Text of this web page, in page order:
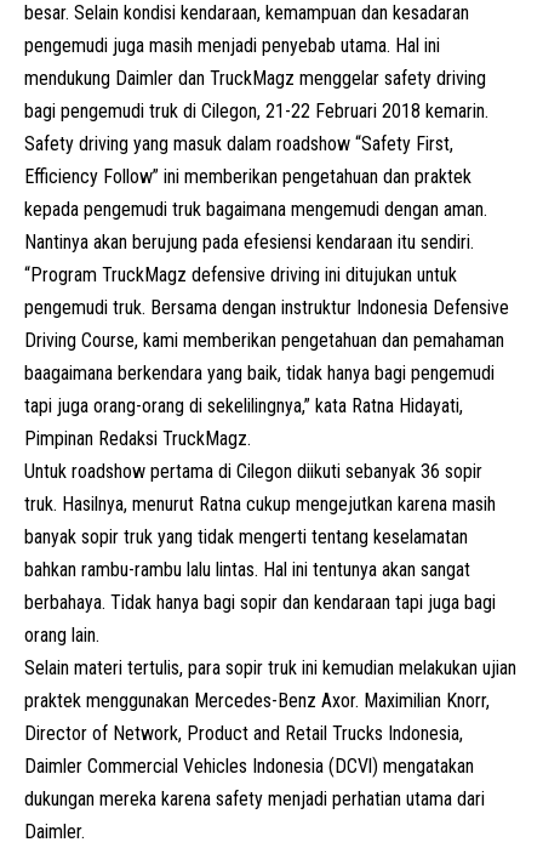
besar. Selain kondisi kendaraan, kemampuan dan kesadaran
pengemudi juga masih menjadi penyebab utama. Hal ini
mendukung Daimler dan TruckMagz menggelar safety driving
bagi pengemudi truk di Cilegon, 21-22 Februari 2018 kemarin.
Safety driving yang masuk dalam roadshow “Safety First,
Efficiency Follow” ini memberikan pengetahuan dan praktek
kepada pengemudi truk bagaimana mengemudi dengan aman.
Nantinya akan berujung pada efesiensi kendaraan itu sendiri.
“Program TruckMagz defensive driving ini ditujukan untuk
pengemudi truk. Bersama dengan instruktur Indonesia Defensive
Driving Course, kami memberikan pengetahuan dan pemahaman
baagaimana berkendara yang baik, tidak hanya bagi pengemudi
tapi juga orang-orang di sekelilingnya,” kata Ratna Hidayati,
Pimpinan Redaksi TruckMagz.
Untuk roadshow pertama di Cilegon diikuti sebanyak 36 sopir
truk. Hasilnya, menurut Ratna cukup mengejutkan karena masih
banyak sopir truk yang tidak mengerti tentang keselamatan
bahkan rambu-rambu lalu lintas. Hal ini tentunya akan sangat
berbahaya. Tidak hanya bagi sopir dan kendaraan tapi juga bagi
orang lain.
Selain materi tertulis, para sopir truk ini kemudian melakukan ujian
praktek menggunakan Mercedes-Benz Axor. Maximilian Knorr,
Director of Network, Product and Retail Trucks Indonesia,
Daimler Commercial Vehicles Indonesia (DCVl) mengatakan
dukungan mereka karena safety menjadi perhatian utama dari
Daimler.